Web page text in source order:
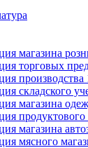
магазина
торговых
производства
складского
магазина
продуктового
магазина
мясного